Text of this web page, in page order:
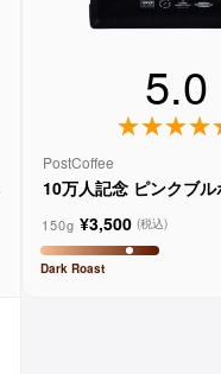
5.0
PostCoffee
10万人記念 ピンクブ
150g ¥3,500 (税込)
Dark Roast